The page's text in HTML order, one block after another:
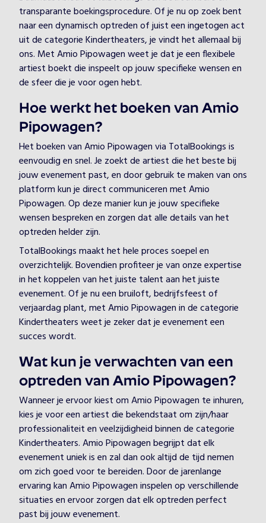
transparante boekingsprocedure. Of je nu op zoek bent
naar een dynamisch optreden of juist een ingetogen act
uit de categorie Kindertheaters, je vindt het allemaal bij
ons. Met Amio Pipowagen weet je dat je een flexibele
artiest boekt die inspeelt op jouw specifieke wensen en
de sfeer die je voor ogen hebt.
Hoe werkt het boeken van Amio
Pipowagen?
Het boeken van Amio Pipowagen via TotalBookings is
eenvoudig en snel. Je zoekt de artiest die het beste bij
jouw evenement past, en door gebruik te maken van ons
platform kun je direct communiceren met Amio
Pipowagen. Op deze manier kun je jouw specifieke
wensen bespreken en zorgen dat alle details van het
optreden helder zijn.
TotalBookings maakt het hele proces soepel en
overzichtelijk. Bovendien profiteer je van onze expertise
in het koppelen van het juiste talent aan het juiste
evenement. Of je nu een bruiloft, bedrijfsfeest of
verjaardag plant, met Amio Pipowagen in de categorie
Kindertheaters weet je zeker dat je evenement een
succes wordt.
Wat kun je verwachten van een
optreden van Amio Pipowagen?
Wanneer je ervoor kiest om Amio Pipowagen te inhuren,
kies je voor een artiest die bekendstaat om zijn/haar
professionaliteit en veelzijdigheid binnen de categorie
Kindertheaters. Amio Pipowagen begrijpt dat elk
evenement uniek is en zal dan ook altijd de tijd nemen
om zich goed voor te bereiden. Door de jarenlange
ervaring kan Amio Pipowagen inspelen op verschillende
situaties en ervoor zorgen dat elk optreden perfect
past bij jouw evenement.